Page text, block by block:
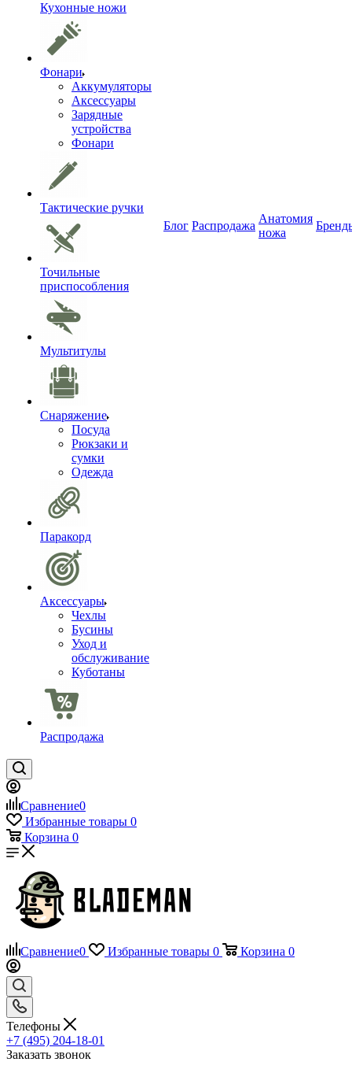
Кухонные ножи
Фонари
Аккумуляторы
Аксессуары
Зарядные
устройства
Фонари
Тактические ручки
Точильные
приспособления
Мультитулы
Снаряжение
Посуда
Рюкзаки и
сумки
Одежда
Паракорд
Аксессуары
Чехлы
Бусины
Уход и
обслуживание
Куботаны
Распродажа
Блог Распродажа
Анатомия
ножа
Сравнение0
Избранные товары 0
Корзина 0
Сравнение0 Избранные товары 0 Корзина 0
Телефоны
+7 (495) 204-18-01
Заказать звонок